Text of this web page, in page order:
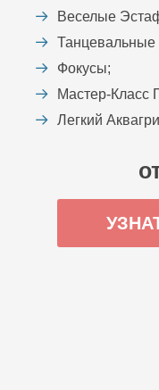
Веселые
Фокусы;
Мастер-Класс
Легкий